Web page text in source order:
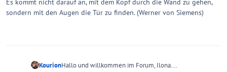
Es kommt nicht darauf an, mit dem Kopf durch die Wand zu gehen,
sondern mit den Augen die Tür zu finden. (Werner von Siemens)
KourionHallo und willkommen im Forum, Ilona.